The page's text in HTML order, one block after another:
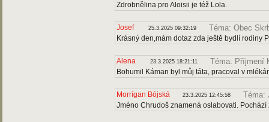
Zdrobnělina pro Aloisii je též Lola.
Josef 25.3.2025 09:32:19 Téma: Obec
Krásný den,mám dotaz zda ještě bydlí rodiny
Alena 23.3.2025 18:21:11 Téma: Příjmení
Bohumil Káman byl můj táta, pracoval v
Morrígan Bójská 23.3.2025 12:45:58 Téma:
Jméno Chrudoš znamená oslabovati. Pochází